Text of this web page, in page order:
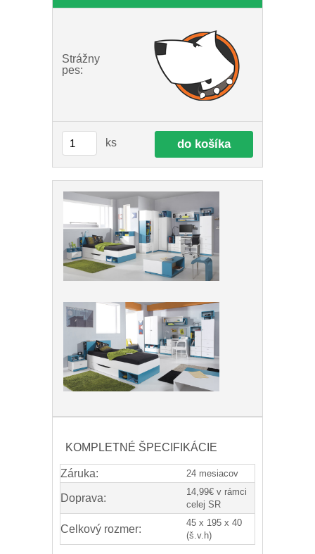
Strážny
pes:
ks
KOMPLETNÉ ŠPECIFIKÁCIE
Záruka: 24 mesiacov
Doprava:
14,99€ v rámci
celej SR
Celkový rozmer:
45 x 195 x 40
(š.v.h)